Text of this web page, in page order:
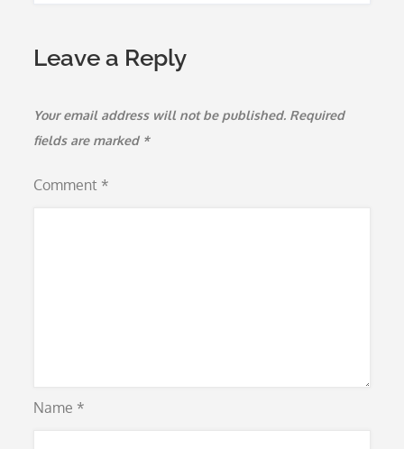
Leave a Reply
Your email address will not be published. Required
fields are marked *
Comment *
Name *